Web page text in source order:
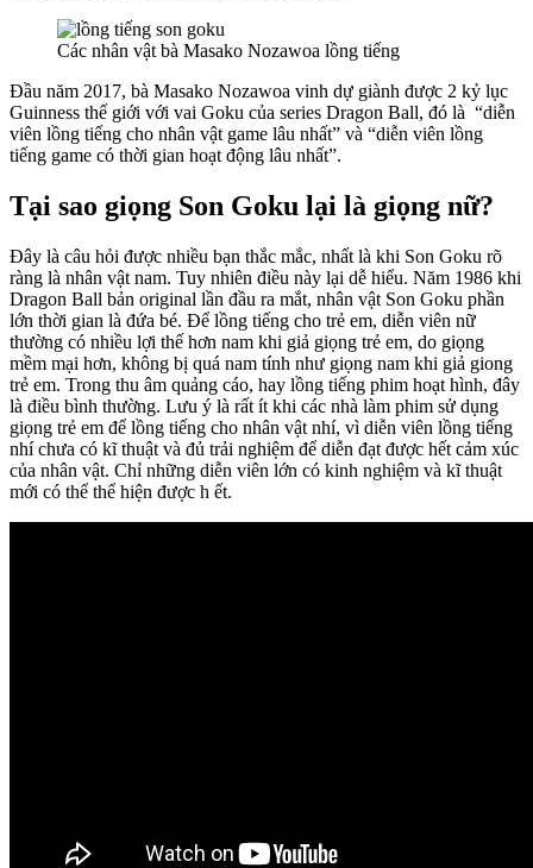
Các nhân vật bà Masako Nozawoa lồng tiếng
Đầu năm 2017, bà Masako Nozawoa vinh dự giành được 2 kỷ lục
Guinness thế giới với vai Goku của series Dragon Ball, đó là “diễn
viên lồng tiếng cho nhân vật game lâu nhất” và “diễn viên lồng
tiếng game có thời gian hoạt động lâu nhất”.
Tại sao giọng Son Goku lại là giọng nữ?
Đây là câu hỏi được nhiều bạn thắc mắc, nhất là khi Son Goku rõ
ràng là nhân vật nam. Tuy nhiên điều này lại dễ hiểu. Năm 1986 khi
Dragon Ball bản original lần đầu ra mắt, nhân vật Son Goku phần
lớn thời gian là đứa bé. Để lồng tiếng cho trẻ em, diễn viên nữ
thường có nhiều lợi thế hơn nam khi giả giọng trẻ em, do giọng
mềm mại hơn, không bị quá nam tính như giọng nam khi giả giong
trẻ em. Trong thu âm quảng cáo, hay lồng tiếng phim hoạt hình, đây
là điều bình thường. Lưu ý là rất ít khi các nhà làm phim sử dụng
giọng trẻ em để lồng tiếng cho nhân vật nhí, vì diễn viên lồng tiếng
nhí chưa có kĩ thuật và đủ trải nghiệm để diễn đạt được hết cảm xúc
của nhân vật. Chỉ những diễn viên lớn có kinh nghiệm và kĩ thuật
mới có thể thể hiện được h ết.